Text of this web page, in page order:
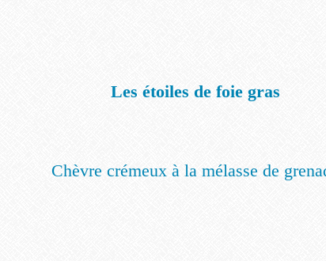
Les étoiles de foie gras
Chèvre crémeux à la mélasse de